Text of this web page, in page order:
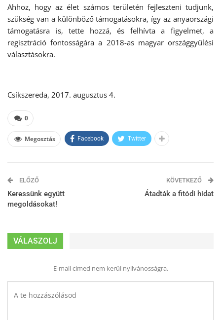
Ahhoz, hogy az élet számos területén fejleszteni tudjunk,
szükség van a különböző támogatásokra, így az anyaországi
támogatásra is, tette hozzá, és felhívta a figyelmet, a
regisztráció fontosságára a 2018-as magyar országgyűlési
választásokra.
Csíkszereda, 2017. augusztus 4.
0
Megosztás Facebook Twitter
ELŐZŐ
Keressünk együtt
megoldásokat!
KÖVETKEZŐ
Átadták a fitódi hidat
VÁLASZOLJ
E-mail címed nem kerül nyilvánosságra.